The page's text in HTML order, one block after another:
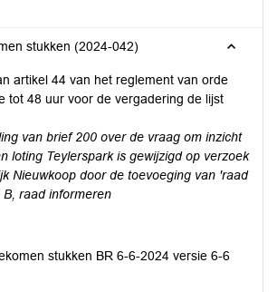
stukken (2024-042)
artikel 44 van het reglement van orde
tot 48 uur voor de vergadering de lijst
van brief 200 over de vraag om inzicht
loting Teylerspark is gewijzigd op verzoek
Nieuwkoop door de toevoeging van 'raad
raad informeren
stukken BR 6-6-2024 versie 6-6